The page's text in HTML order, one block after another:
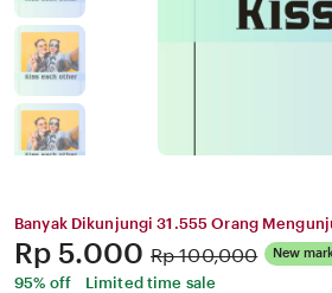
Banyak Dikunjungi 31.555 Orang
Price:
Rp 5.000 Original
Price:
Rp 100,000 New
95% off
Limited time sale